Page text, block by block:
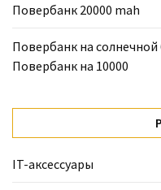
Повербанк 20000 mah
Повербанк на
Повербанк на 10000
IT-аксессуары